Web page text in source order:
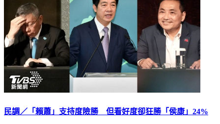
民調／「賴蕭」支持度險勝 但看好度卻狂勝「侯康」24%